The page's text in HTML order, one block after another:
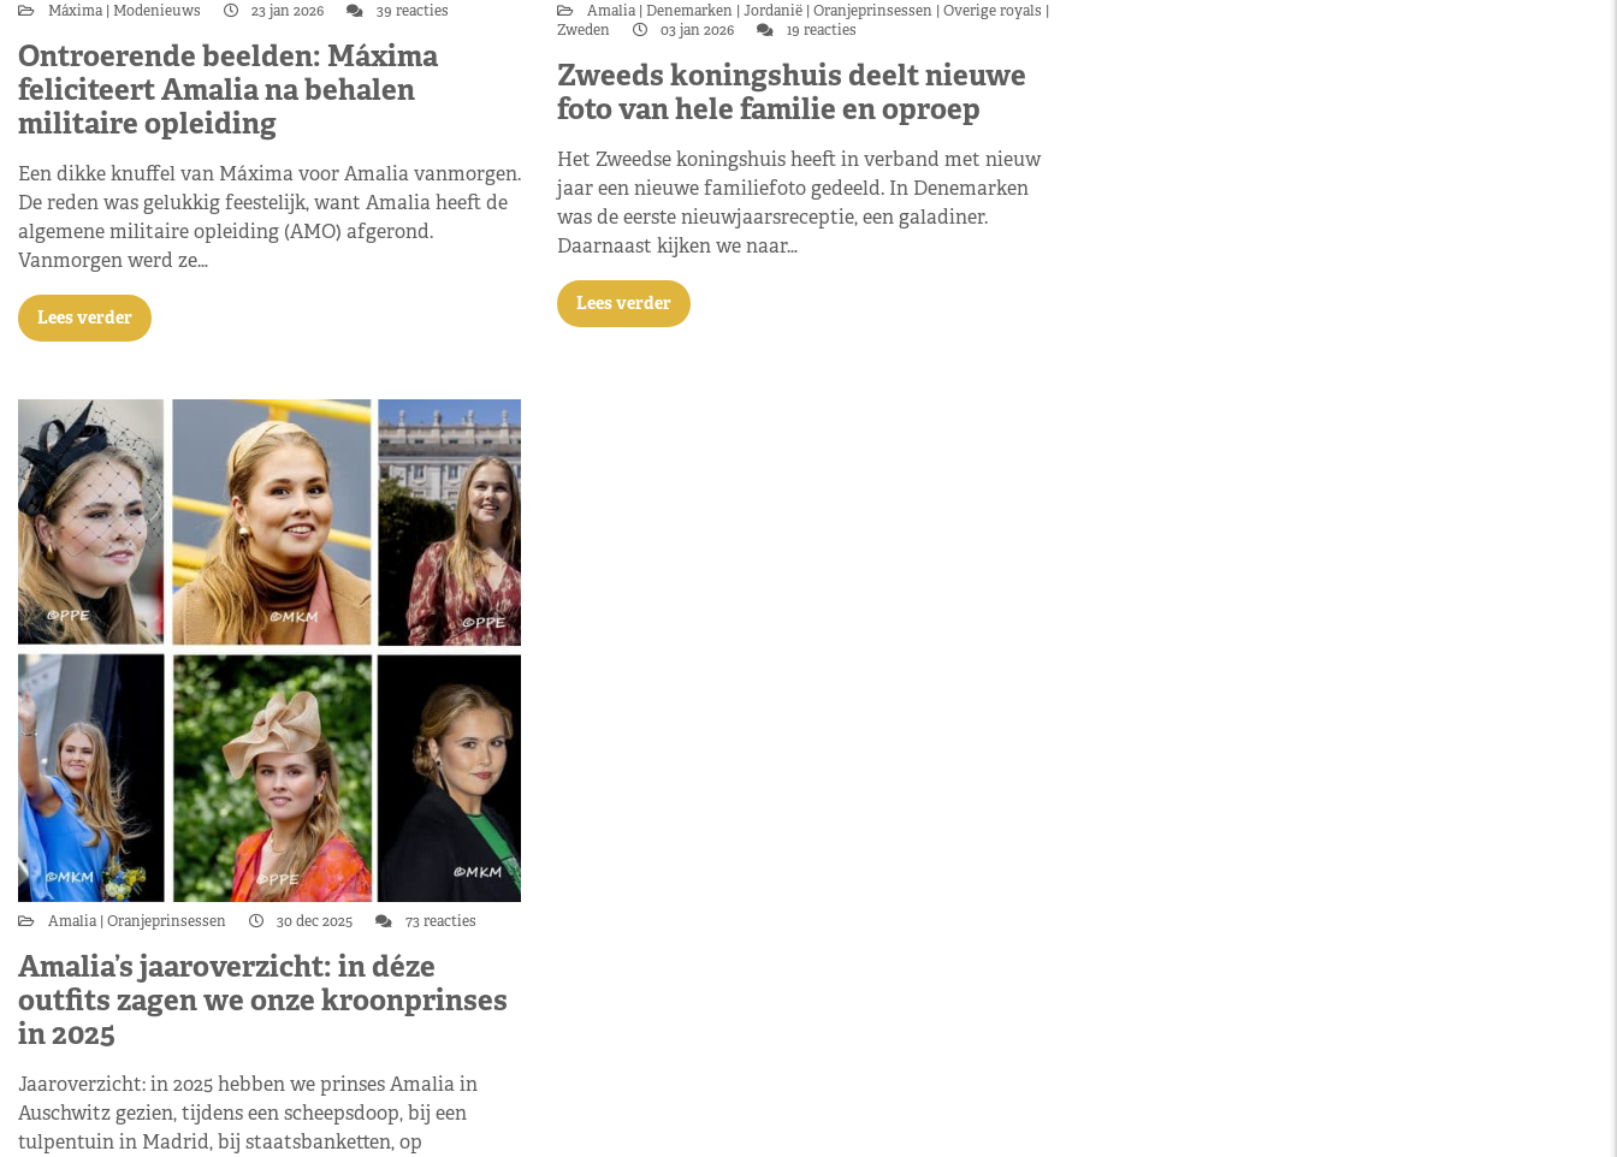
Máxima Modenieuws 23 jan 2026 39 reacties
Ontroerende beelden: Máxima
feliciteert Amalia na behalen
militaire opleiding
Een dikke knuffel van Máxima voor Amalia vanmorgen.
De reden was gelukkig feestelijk, want Amalia heeft de
algemene militaire opleiding (AMO) afgerond.
Vanmorgen werd ze…
Lees verder
Amalia Denemarken Jordanië Oranjeprinsessen Overige royals
Zweden
03 jan 2026 19 reacties
Zweeds koningshuis deelt nieuwe
foto van hele familie en oproep
Het Zweedse koningshuis heeft in verband met nieuw
jaar een nieuwe familiefoto gedeeld. In Denemarken
was de eerste nieuwjaarsreceptie, een galadiner.
Daarnaast kijken we naar…
Lees verder
Amalia Oranjeprinsessen 30 dec 2025 73 reacties
Amalia’s jaaroverzicht: in déze
outfits zagen we onze kroonprinses
in 2025
Jaaroverzicht: in 2025 hebben we prinses Amalia in
Auschwitz gezien, tijdens een scheepsdoop, bij een
tulpentuin in Madrid, bij staatsbanketten, op